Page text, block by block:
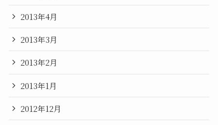
2013年4月
2013年3月
2013年2月
2013年1月
2012年12月